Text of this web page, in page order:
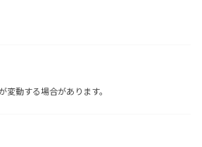
変動する場合があります。